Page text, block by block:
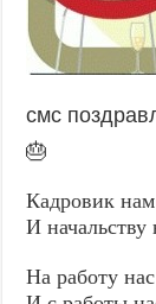
смс
🎂
Кадровик
И начальству
На работу